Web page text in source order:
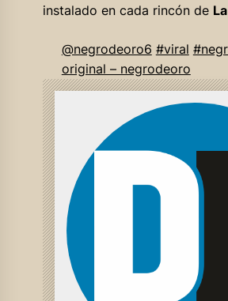
instalado en cada rincón de
@negrodeoro6 #viral
original – negrodeoro